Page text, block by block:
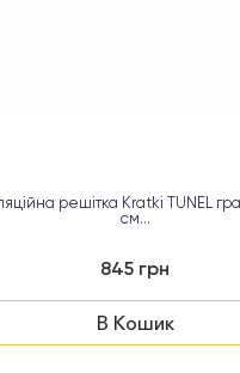
решітка Kratki TUNEL
см...
845 грн
В Кошик